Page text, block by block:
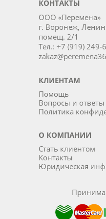
КОНТАКТЫ
ООО «Перемена»
г. Воронеж,
помещ. 2/1
Тел.: +7 (919) 249-
КЛИЕНТАМ
Помощь
Вопросы и ответы
Политика
О КОМПАНИИ
Стать клиентом
Контакты
Юридическая